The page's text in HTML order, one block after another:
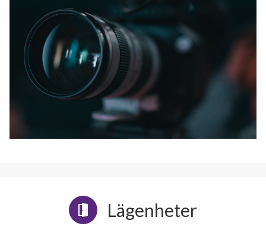
Lägenheter